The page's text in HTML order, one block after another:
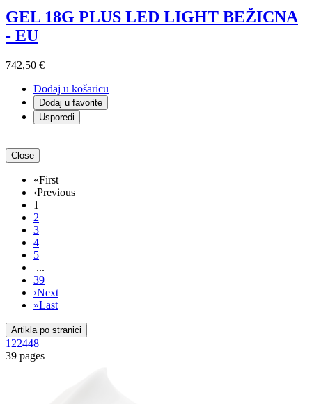
GEL 18G PLUS LED LIGHT BEŽICNA
- EU
742,50 €
Dodaj u košaricu
Dodaj u favorite
Usporedi
Close
«First
‹Previous
1
2
3
4
5
...
39
›Next
»Last
Artikla po stranici
122448
39 pages